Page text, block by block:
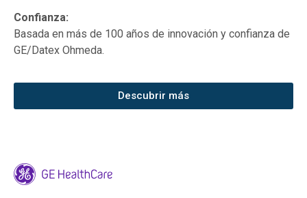
Confianza:
Basada en más de 100 años de innovación y confianza de
GE/Datex Ohmeda.
Descubrir más